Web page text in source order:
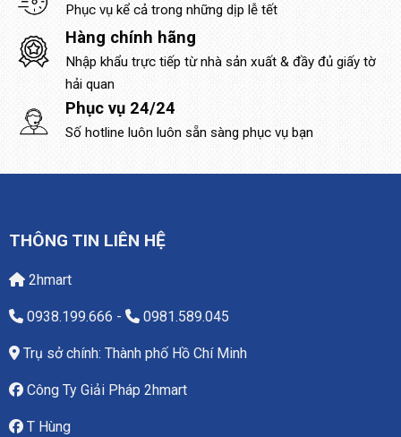
Phục vụ kể cả trong những dịp lễ tết
Hàng chính hãng
Nhập khẩu trực tiếp từ nhà sản xuất & đầy đủ giấy tờ
hải quan
Phục vụ 24/24
Số hotline luôn luôn sẵn sàng phục vụ bạn
THÔNG TIN LIÊN HỆ
2hmart
0938.199.666 - 0981.589.045
Trụ sở chính: Thành phố Hồ Chí Minh
Công Ty Giải Pháp 2hmart
T Hùng